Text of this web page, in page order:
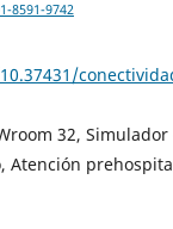
8591-9742
32,
Atención